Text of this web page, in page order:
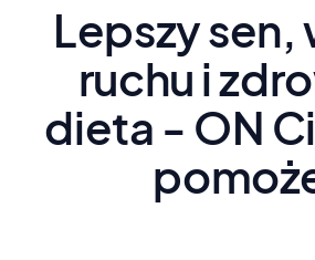
Lepszy sen,
ruchu i
dieta - ON